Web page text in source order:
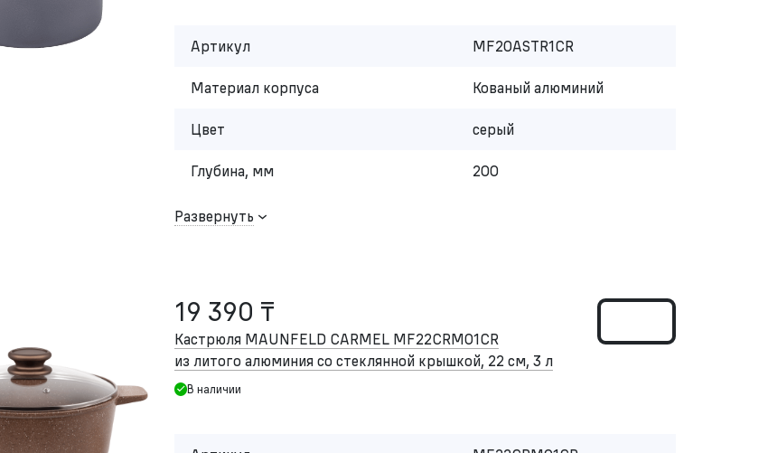
Артикул MF20ASTR1CR
Материал корпуса Кованый алюминий
Цвет серый
Глубина, мм 200
Развернуть
19 390 ₸
Кастрюля MAUNFELD CARMEL MF22CRM01CR
из литого алюминия со стеклянной крышкой, 22 см, 3 л
В наличии